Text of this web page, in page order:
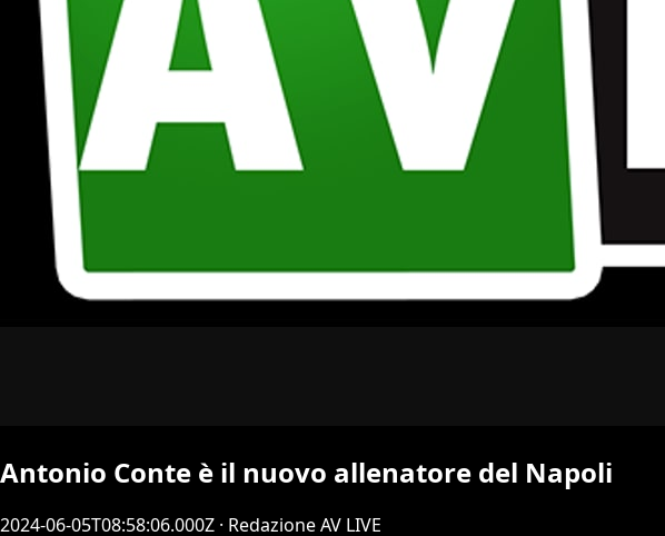
Antonio Conte è il nuovo allenatore del Napoli
2024-06-05T08:58:06.000Z · Redazione AV LIVE